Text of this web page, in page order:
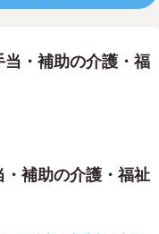
・補助の介護・福
補助の介護・福祉